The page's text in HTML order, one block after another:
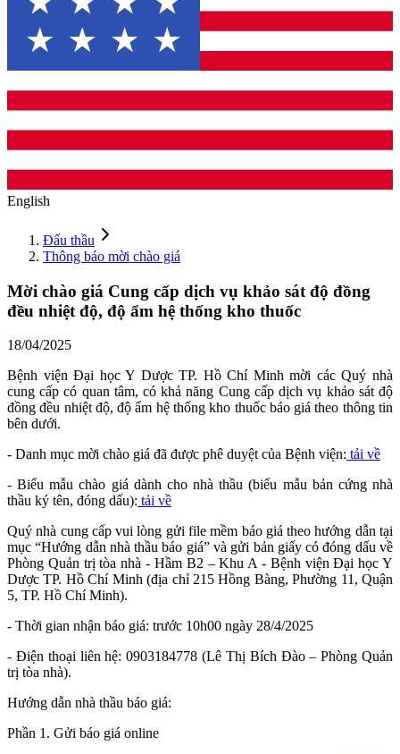
English
Đấu thầu
Thông báo mời chào giá
Mời chào giá Cung cấp dịch vụ khảo sát độ đồng
đều nhiệt độ, độ ẩm hệ thống kho thuốc
18/04/2025
Bệnh viện Đại học Y Dược TP. Hồ Chí Minh mời các Quý nhà
cung cấp có quan tâm, có khả năng Cung cấp dịch vụ khảo sát độ
đồng đều nhiệt độ, độ ẩm hệ thống kho thuốc báo giá theo thông tin
bên dưới.
- Danh mục mời chào giá đã được phê duyệt của Bệnh viện: tải về
- Biểu mẫu chào giá dành cho nhà thầu (biểu mẫu bản cứng nhà
thầu ký tên, đóng dấu): tải về
Quý nhà cung cấp vui lòng gửi file mềm báo giá theo hướng dẫn tại
mục “Hướng dẫn nhà thầu báo giá” và gửi bản giấy có đóng dấu về
Phòng Quản trị tòa nhà - Hầm B2 – Khu A - Bệnh viện Đại học Y
Dược TP. Hồ Chí Minh (địa chỉ 215 Hồng Bàng, Phường 11, Quận
5, TP. Hồ Chí Minh).
- Thời gian nhận báo giá: trước 10h00 ngày 28/4/2025
- Điện thoại liên hệ: 0903184778 (Lê Thị Bích Đào – Phòng Quản
trị tòa nhà).
Hướng dẫn nhà thầu báo giá:
Phần 1. Gửi báo giá online